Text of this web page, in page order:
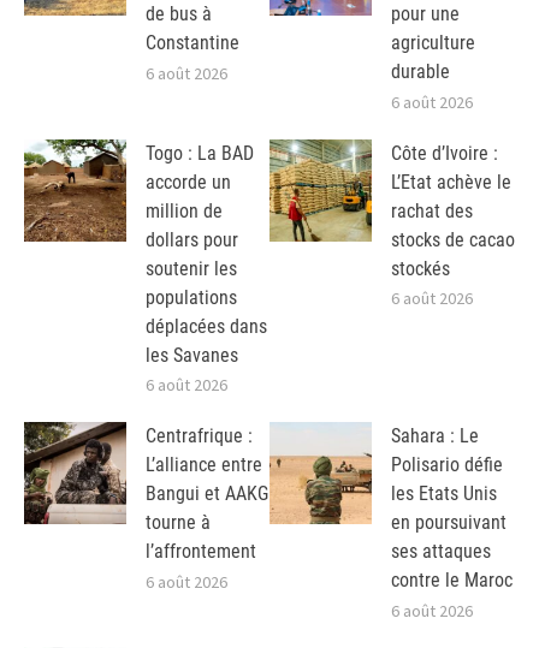
de bus à
Constantine
6 août 2026
pour une
agriculture
durable
6 août 2026
Togo : La BAD
accorde un
million de
dollars pour
soutenir les
populations
déplacées dans
les Savanes
6 août 2026
Côte d’Ivoire :
L’Etat achève le
rachat des
stocks de cacao
stockés
6 août 2026
Centrafrique :
L’alliance entre
Bangui et AAKG
tourne à
l’affrontement
6 août 2026
Sahara : Le
Polisario défie
les Etats Unis
en poursuivant
ses attaques
contre le Maroc
6 août 2026